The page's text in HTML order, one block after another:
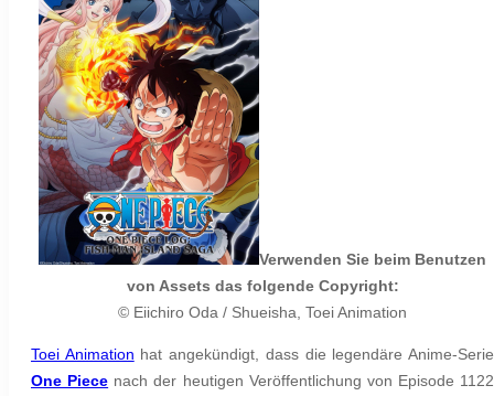
Verwenden Sie beim Benutzen
von Assets das folgende Copyright:
© Eiichiro Oda / Shueisha, Toei Animation
Toei Animation hat angekündigt, dass die legendäre Anime-Serie
One Piece nach der heutigen Veröffentlichung von Episode 1122